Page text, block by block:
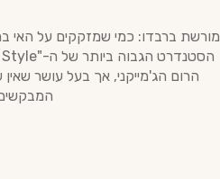
מורשת ברבדו: כמי שמזקקים על האי
הרום הג'מייקני, אך בעל עושר שאין